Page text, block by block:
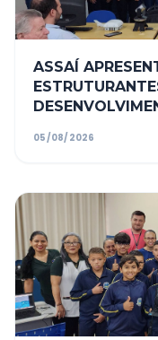
ASSAÍ
05/08/2026